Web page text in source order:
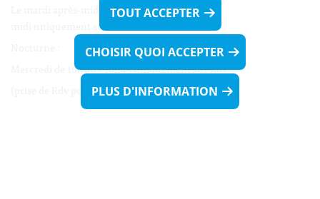
Le mardi après-midi et le vendredi après-
midi uniquement sur Rdv.
Mercredi de 16h00 - 18h45 uniquement sur Rdv
(prise de Rdv possible jusqu'à mardi 11h30).
TOUT ACCEPTER
CHOISIR QUOI ACCEPTER
PLUS D'INFORMATION